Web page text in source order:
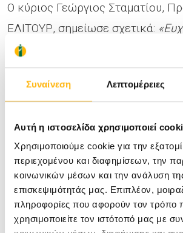
Συναίνεση Λεπτομέρειες
Αυτή η ιστοσελίδα χρησιμοποιεί
Χρησιμοποιούμε cookie για την
περιεχομένου και διαφημίσεων, την
κοινωνικών μέσων και την ανάλυση
επισκεψιμότητάς μας. Επιπλέον,
πληροφορίες που αφορούν τον τρόπο
χρησιμοποιείτε τον ιστότοπό μας με
Ο κύριος Γεώργιος Σταματίου,
ΕΛΙΤΟΥΡ, σημείωσε σχετικά:
τους αντιπροσώπους των
πίστεψαν από την αρχή σε αυτή
πρωτοβουλία και όλοι μαζί σαν
αποτελεί πλέον αναγνωρίσιμο
τομέα του ιατρικού τουρισμού. Η
οργάνωση και ο
σαν αποτέλεσμα η Ελλάδα να
δυναμικότερη παρουσία μέχρι